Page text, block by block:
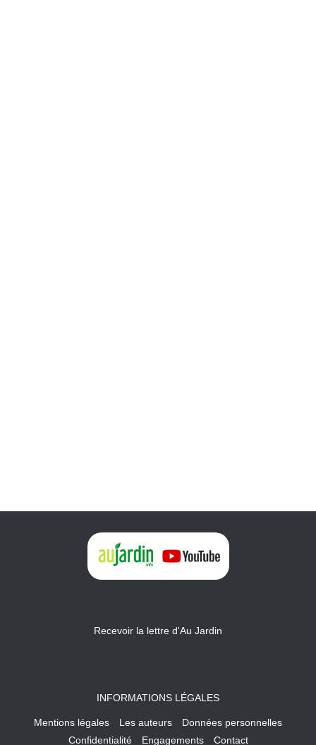
Recevoir la lettre d'Au Jardin
INFORMATIONS LÉGALES
Mentions légales Les auteurs
Données personnelles
Confidentialité
Engagements Contact